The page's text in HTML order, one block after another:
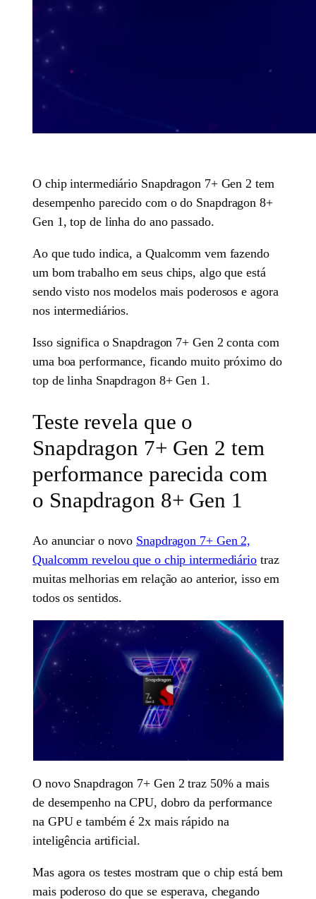
O chip intermediário Snapdragon 7+ Gen 2 tem
desempenho parecido com o do Snapdragon 8+
Gen 1, top de linha do ano passado.
Ao que tudo indica, a Qualcomm vem fazendo
um bom trabalho em seus chips, algo que está
sendo visto nos modelos mais poderosos e agora
nos intermediários.
Isso significa o Snapdragon 7+ Gen 2 conta com
uma boa performance, ficando muito próximo do
top de linha Snapdragon 8+ Gen 1.
Teste revela que o
Snapdragon 7+ Gen 2 tem
performance parecida com
o Snapdragon 8+ Gen 1
Ao anunciar o novo Snapdragon 7+ Gen 2,
Qualcomm revelou que o chip intermediáriotraz
muitas melhorias em relação ao anterior, isso em
todos os sentidos.
O novo Snapdragon 7+ Gen 2 traz 50% a mais
de desempenho na CPU, dobro da performance
na GPU e também é 2x mais rápido na
inteligência artificial.
Mas agora os testes mostram que o chip está bem
mais poderoso do que se esperava, chegando